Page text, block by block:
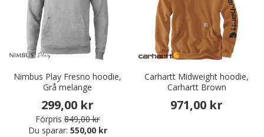
Nimbus Play Fresno hoodie,
Grå melange
299,00 kr
Förpris 849,00 kr
Du sparar: 550,00 kr
Carhartt Midweight hoodie,
Carhartt Brown
971,00 kr